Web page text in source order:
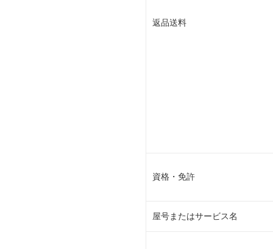
返品送料
資格・免許
屋号またはサービス名